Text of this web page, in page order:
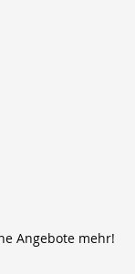
Angebote mehr!